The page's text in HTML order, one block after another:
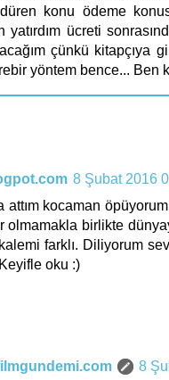
konu ödeme
yatırdım ücreti
çünkü kitapçıya
yöntem bence... Ben
8 Şubat 2016
attım kocaman
olmamakla birlikte
farklı. Diliyorum
oku :)
8